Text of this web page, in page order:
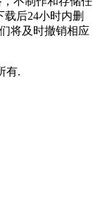
后24小时内删
将及时撤销相应
有.